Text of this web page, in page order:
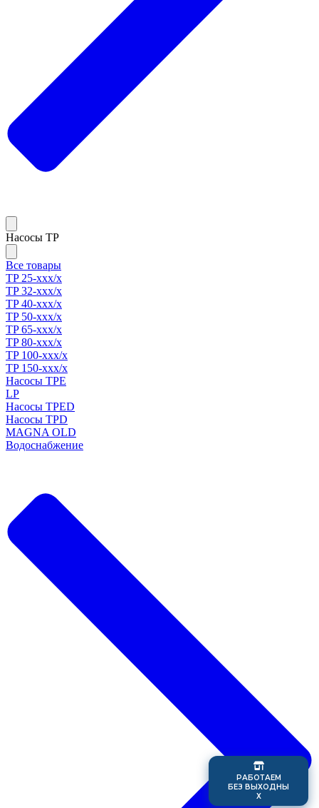
Насосы TP
Все товары
TP 25-xxx/x
TP 32-xxx/x
TP 40-xxx/x
TP 50-xxx/x
TP 65-xxx/x
TP 80-xxx/x
TP 100-xxx/x
TP 150-xxx/x
Насосы TPE
LP
Насосы TPED
Насосы TPD
MAGNA OLD
Водоснабжение
РАБОТАЕМ
БЕЗ ВЫХОДНЫ
Х